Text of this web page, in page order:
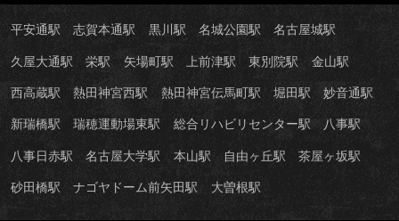
平安通駅 志賀本通駅 黒川駅 名城公園駅 名古屋城駅
久屋大通駅 栄駅 矢場町駅 上前津駅 東別院駅 金山駅
西高蔵駅 熱田神宮西駅 熱田神宮伝馬町駅 堀田駅 妙音通駅
新瑞橋駅 瑞穂運動場東駅 総合リハビリセンター駅 八事駅
八事日赤駅 名古屋大学駅 本山駅 自由ヶ丘駅 茶屋ヶ坂駅
砂田橋駅 ナゴヤドーム前矢田駅 大曽根駅